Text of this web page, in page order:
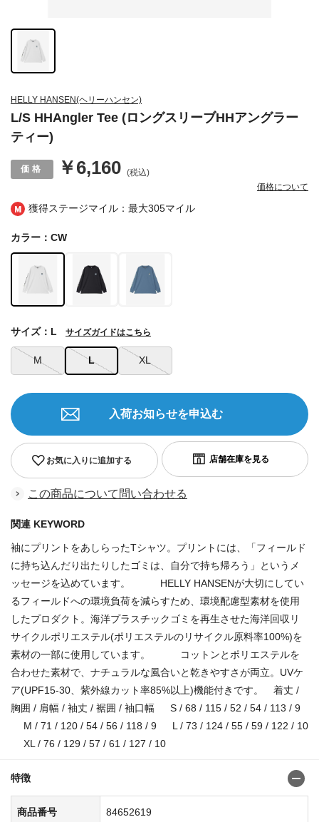
獲得ステージマイル：最大305マイル
HELLY HANSEN(ヘリーハンセン)
L/S HHAngler Tee (ロングスリーブHHアングラー
ティー)
￥6,160 (税込)
価格について
カラー：CW
M L XL
サイズ：L サイズガイドはこちら
お気に入りに追加する
入荷お知らせを申込む
この商品について問い合わせる
関連 KEYWORD
袖にプリントをあしらったTシャツ。プリントには、「フィールド
に持ち込んだり出たりしたゴミは、自分で持ち帰ろう」というメ
ッセージを込めています。 HELLY HANSENが大切にしてい
るフィールドへの環境負荷を減らすため、環境配慮型素材を使用
したプロダクト。海洋プラスチックゴミを再生させた海洋回収リ
サイクルポリエステル(ポリエステルのリサイクル原料率100%)を
素材の一部に使用しています。 コットンとポリエステルを
合わせた素材で、ナチュラルな風合いと乾きやすさが両立。UVケ
ア(UPF15-30、紫外線カット率85%以上)機能付きです。 着丈 /
胸囲 / 肩幅 / 袖丈 / 裾囲 / 袖口幅 S / 68 / 115 / 52 / 54 / 113 / 9
M / 71 / 120 / 54 / 56 / 118 / 9 L / 73 / 124 / 55 / 59 / 122 / 10
XL / 76 / 129 / 57 / 61 / 127 / 10
特徴
商品番号 84652619